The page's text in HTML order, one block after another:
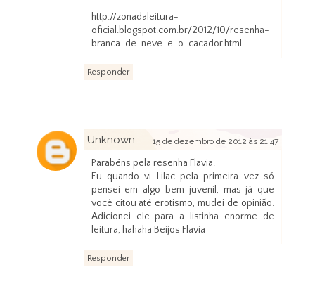
http://zonadaleitura-
oficial.blogspot.com.br/2012/10/resenha-
branca-de-neve-e-o-cacador.html
Responder
Unknown 15 de dezembro de 2012 às 21:47
Parabéns pela resenha Flavia.
Eu quando vi Lilac pela primeira vez só
pensei em algo bem juvenil, mas já que
você citou até erotismo, mudei de opinião.
Adicionei ele para a listinha enorme de
leitura, hahaha Beijos Flavia
Responder